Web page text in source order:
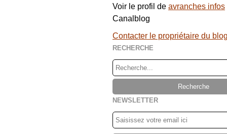
Voir le profil de avranches infos
Canalblog
Contacter le propriétaire du blog
RECHERCHE
NEWSLETTER